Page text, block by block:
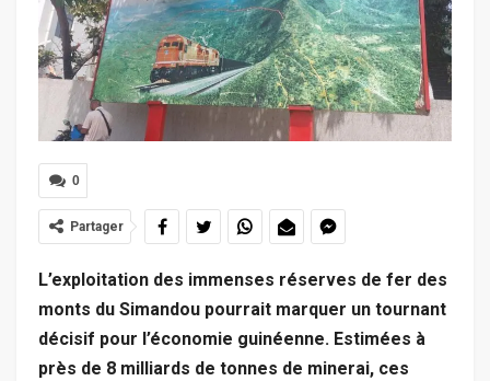
0
Partager
L’exploitation des immenses réserves de fer des
monts du Simandou pourrait marquer un tournant
décisif pour l’économie guinéenne. Estimées à
près de 8 milliards de tonnes de minerai, ces